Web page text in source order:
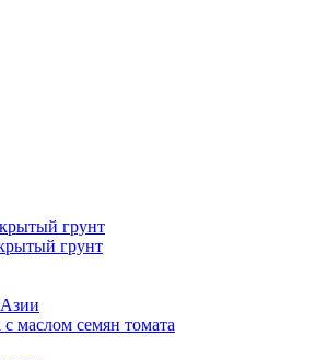
грунт
грунт
маслом семян томата